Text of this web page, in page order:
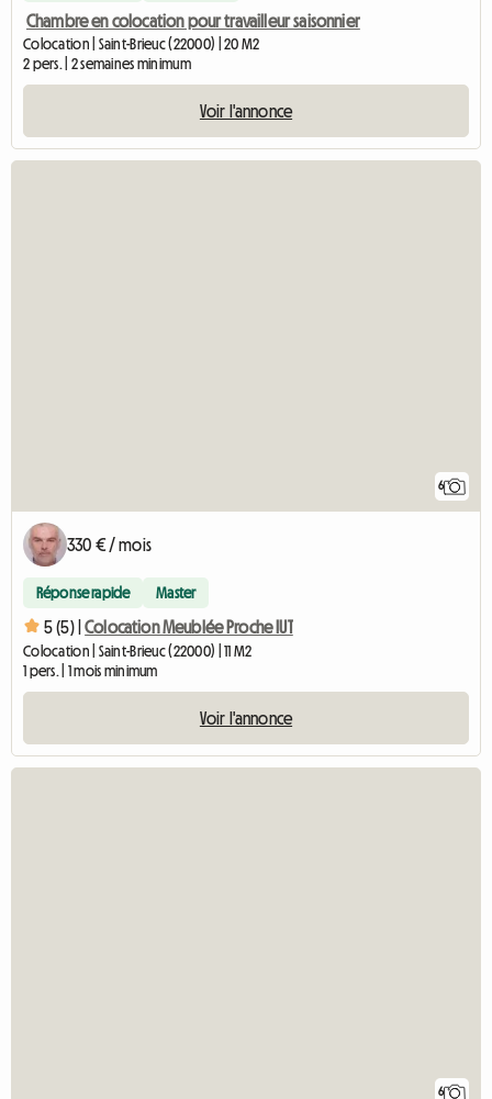
Chambre en colocation pour travailleur saisonnier
Colocation | Saint-Brieuc (22000) | 20 M2
2 pers. | 2 semaines minimum
Voir l'annonce
6
330 € / mois
Réponse rapide Master
5 (5) | Colocation Meublée Proche IUT
Colocation | Saint-Brieuc (22000) | 11 M2
1 pers. | 1 mois minimum
Voir l'annonce
6